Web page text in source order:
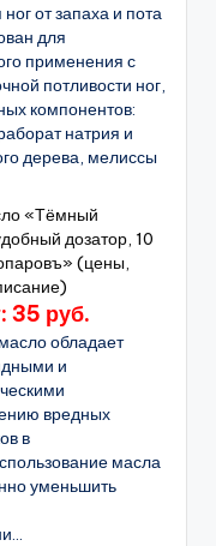
от запаха и пота
для
применения с
потливости ног,
компонентов:
натрия и
дерева, мелиссы
«Тёмный
дозатор, 10
(цены,
35 руб.
обладает
и
вредных
в
масла
уменьшить